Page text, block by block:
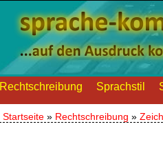
Rechtschreibung Sprachstil
Startseite » Rechtschreibung »